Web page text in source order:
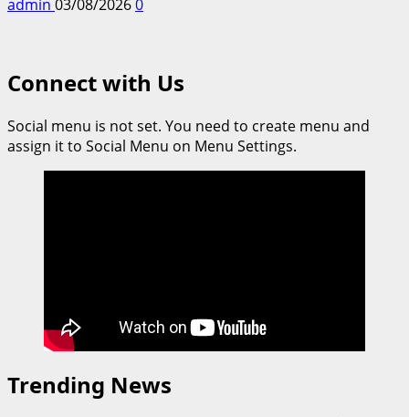
admin 03/08/20260
Connect with Us
Social menu is not set. You need to create menu and
assign it to Social Menu on Menu Settings.
Trending News